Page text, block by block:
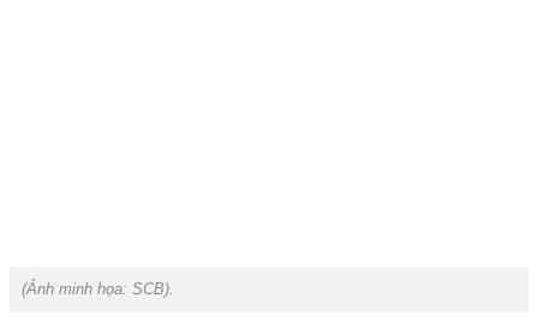
(Ảnh minh họa: SCB).